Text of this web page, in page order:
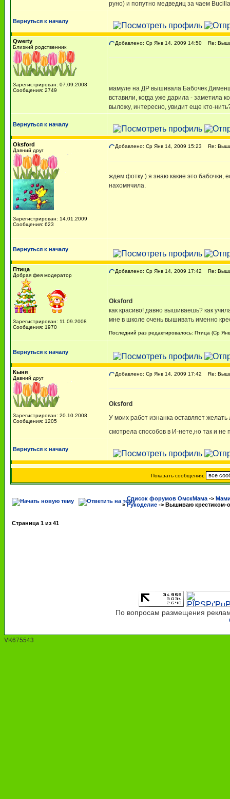
руно) и попутно медведиц за чаем
Вернуться к началу
Qwerty
Близкий родственник
Зарегистрирован: 07.09.2008
Сообщения: 2749
Добавлено: Ср Янв 14, 2009 14:50 Re:
мамуле на ДР вышивала Бабочек
вставили, когда уже дарила - заметила
выложу, интересно, увидит еще кто-
Вернуться к началу
Oksford
Давний друг
Зарегистрирован: 14.01.2009
Сообщения: 623
Добавлено: Ср Янв 14, 2009 15:23 Re:
ждем фотку ) я знаю какие это бабочки,
нахомячила.
Вернуться к началу
Птица
Добрая фея модератор
Зарегистрирован: 11.09.2008
Сообщения: 1970
Добавлено: Ср Янв 14, 2009 17:42 Re:
Oksford
как красиво! давно вышиваешь? как
мне в школе очень вышивать именно
Последний раз редактировалось: Птица (Ср
Вернуться к началу
Кыня
Давний друг
Зарегистрирован: 20.10.2008
Сообщения: 1205
Добавлено: Ср Янв 14, 2009 17:42 Re:
Oksford
У моих работ изнанка оставляет
смотрела способов в И-нете,но так и не
Вернуться к началу
Показать сообщения:
Список форумов ОмскМама ->
>Рукоделие -> Вышиваю крестиком-
Страница 1 из 41
По вопросам размещения
VK675543